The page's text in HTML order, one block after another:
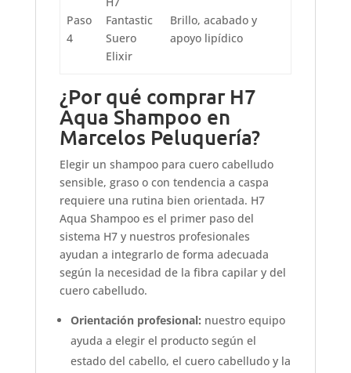
Paso
4
Fantastic
Suero
Elixir
Brillo, acabado y
apoyo lipídico
¿Por qué comprar H7
Aqua Shampoo en
Marcelos Peluquería?
Elegir un shampoo para cuero cabelludo
sensible, graso o con tendencia a caspa
requiere una rutina bien orientada. H7
Aqua Shampoo es el primer paso del
sistema H7 y nuestros profesionales
ayudan a integrarlo de forma adecuada
según la necesidad de la fibra capilar y del
cuero cabelludo.
Orientación profesional: nuestro equipo
ayuda a elegir el producto según el
estado del cabello, el cuero cabelludo y la